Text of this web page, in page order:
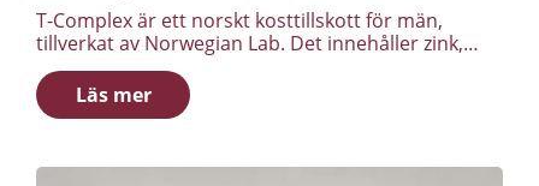
T-Complex är ett norskt kosttillskott för män,
tillverkat av Norwegian Lab. Det innehåller zink,
magnesium, D-vitamin, B-vitaminer och
växtextrakt, bland annat bockhornsklöver som har
undersökts i studier på testosteron.
Läs mer